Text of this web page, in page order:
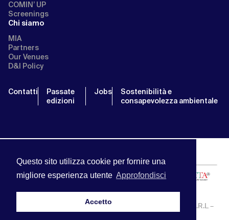
Questo sito utilizza cookie per fornire una
migliore esperienza utente Approfondisci
Accetto
COMIN’ UP
Screenings
Chi siamo
MIA
Partners
Our Venues
D&I Policy
Contatti
Passate
edizioni
Jobs
Sostenibilità e
consapevolezza ambientale
MIA | Mercato Internazionale Audiovisivo | APA SERVICE S.R.L –